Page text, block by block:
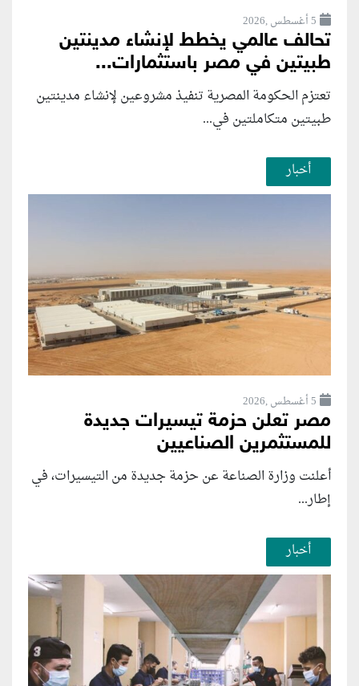
5 أغسطس ,2026
تحالف عالمي يخطط لإنشاء مدينتين
طبيتين في مصر باستثمارات...
تعتزم الحكومة المصرية تنفيذ مشروعين لإنشاء مدينتين
طبيتين متكاملتين في...
أخبار
5 أغسطس ,2026
مصر تعلن حزمة تيسيرات جديدة
للمستثمرين الصناعيين
أعلنت وزارة الصناعة عن حزمة جديدة من التيسيرات، في
إطار...
أخبار